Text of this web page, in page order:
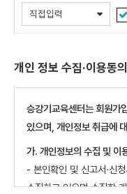
개인 정보 수집·이용동의
승강기교육센터는 회원가
있으며, 개인정보 취급에
가. 개인정보의 수집 및 이
- 본인확인 및 신고서·신
수집하고 있으며 수집한